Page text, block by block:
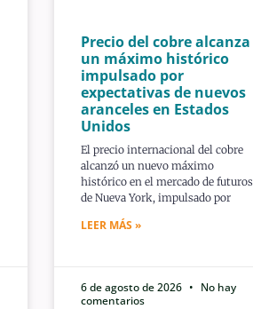
Precio del cobre alcanza
un máximo histórico
impulsado por
expectativas de nuevos
aranceles en Estados
Unidos
El precio internacional del cobre
alcanzó un nuevo máximo
histórico en el mercado de futuros
de Nueva York, impulsado por
LEER MÁS »
6 de agosto de 2026
No hay
comentarios